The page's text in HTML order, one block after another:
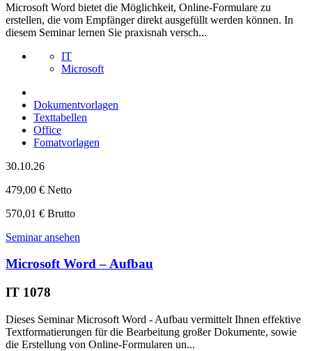
Microsoft Word bietet die Möglichkeit, Online-Formulare zu
erstellen, die vom Empfänger direkt ausgefüllt werden können. In
diesem Seminar lernen Sie praxisnah versch...
IT
Microsoft
Dokumentvorlagen
Texttabellen
Office
Fomatvorlagen
30.10.26
479,00 € Netto
570,01 € Brutto
Seminar ansehen
Microsoft Word – Aufbau
IT 1078
Dieses Seminar Microsoft Word - Aufbau vermittelt Ihnen effektive
Textformatierungen für die Bearbeitung großer Dokumente, sowie
die Erstellung von Online-Formularen un...